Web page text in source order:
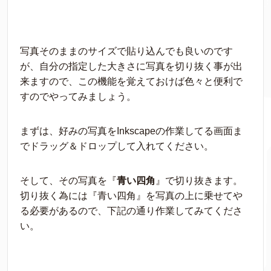
写真そのままのサイズで貼り込んでも良いのです
が、自分の指定した大きさに写真を切り抜く事が出
来ますので、この機能を覚えておけば色々と便利で
すのでやってみましょう。
まずは、好みの写真をInkscapeの作業してる画面ま
でドラッグ＆ドロップして入れてください。
そして、その写真を『青い四角 』で切り抜きます。
切り抜く為には『青い四角』を写真の上に乗せてや
る必要があるので、下記の通り作業してみてくださ
い。